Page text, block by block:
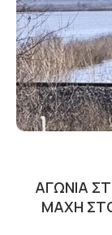
ΑΓΩΝΊΑ
ΜΆΧΗ ΣΤΟ